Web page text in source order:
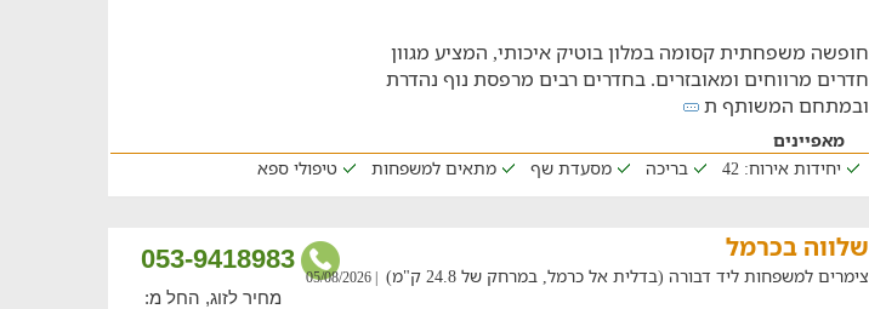
חופשה משפחתית קסומה במלון בוטיק איכותי, המציע מגוון
חדרים מרווחים ומאובזרים. בחדרים רבים מרפסת נוף נהדרת
ובמתחם המשותף ת
מאפיינים
יחידות אירוח: 42
בריכה מסעדת שף מתאים למשפחות טיפולי ספא
053-9418983 שלווה בכרמל
צימרים למשפחות ליד דבורה (בדלית אל כרמל, במרחק של 24.8 ק"מ) | 05/08/2026
מחיר לזוג, החל מ: